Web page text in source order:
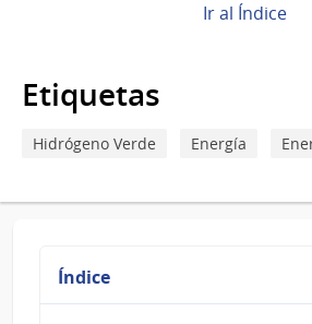
de
estos
al
Ir al Índice
Etiquetas
Hidrógeno Verde Energía
Índice